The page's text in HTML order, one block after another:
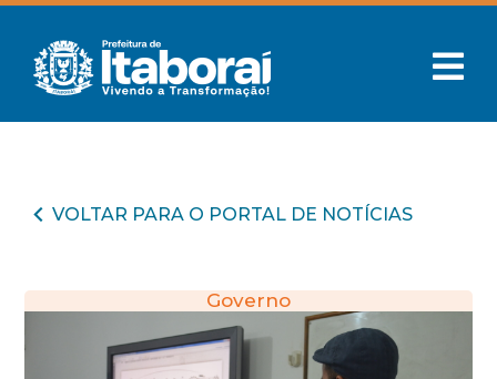
VOLTAR PARA O PORTAL DE NOTÍCIAS
Governo